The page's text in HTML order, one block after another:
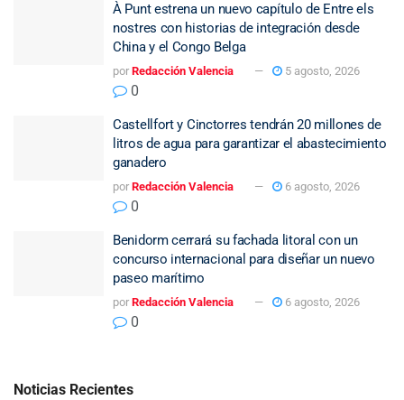
À Punt estrena un nuevo capítulo de Entre els
nostres con historias de integración desde
China y el Congo Belga
por Redacción Valencia 5 agosto, 2026
0
Castellfort y Cinctorres tendrán 20 millones de
litros de agua para garantizar el abastecimiento
ganadero
por Redacción Valencia 6 agosto, 2026
0
Benidorm cerrará su fachada litoral con un
concurso internacional para diseñar un nuevo
paseo marítimo
por Redacción Valencia 6 agosto, 2026
0
Noticias Recientes